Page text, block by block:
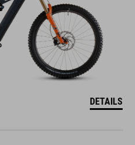
DETAILS